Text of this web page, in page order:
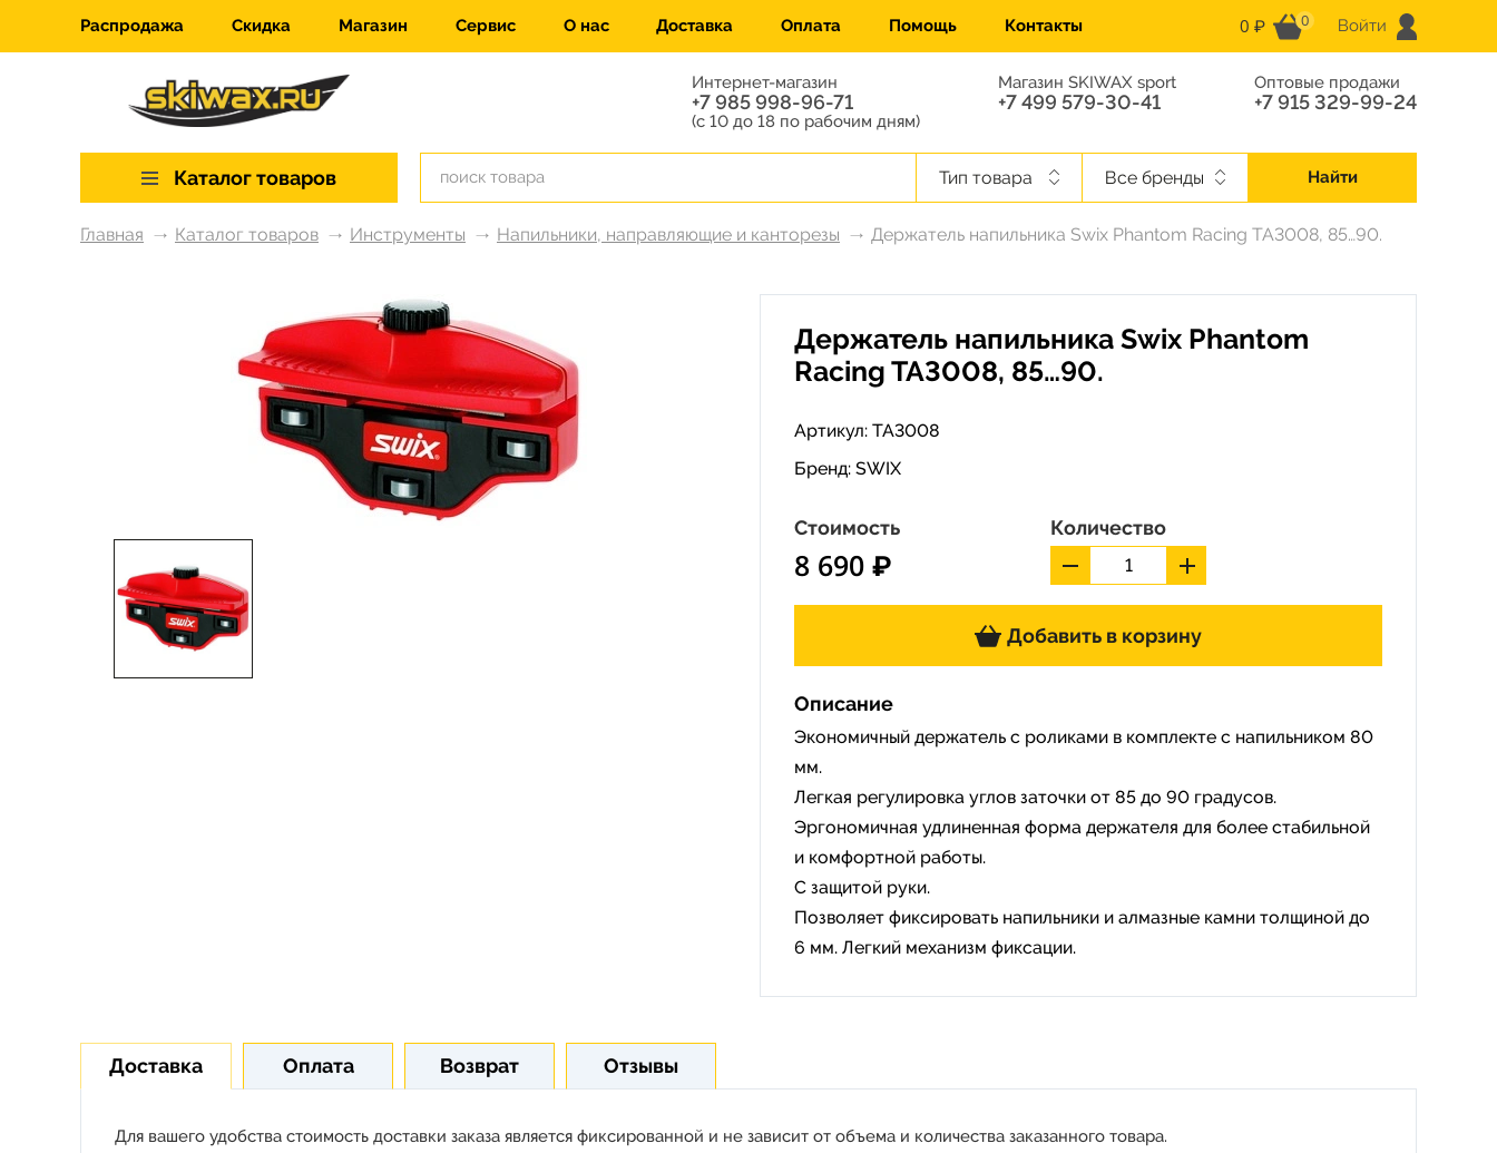
Распродажа Скидка Магазин Сервис О нас Доставка Оплата Помощь Контакты 0 ₽ 0 Войти
Интернет-магазин
+7 985 998-96-71
(с 10 до 18 по рабочим дням)
Магазин SKIWAX sport
+7 499 579-30-41
Оптовые продажи
+7 915 329-99-24
Каталог товаров Тип товара Все бренды Найти
Главная Каталог товаров Инструменты Напильники, направляющие и канторезы Держатель напильника Swix Phantom Racing TA3008, 85…90.
Держатель напильника Swix Phantom
Racing TA3008, 85…90.
Артикул: TA3008
Бренд: SWIX
Стоимость
8 690 ₽
Количество
Добавить в корзину
Описание
Экономичный держатель с роликами в комплекте с напильником 80
мм.
Легкая регулировка углов заточки от 85 до 90 градусов.
Эргономичная удлиненная форма держателя для более стабильной
и комфортной работы.
С защитой руки.
Позволяет фиксировать напильники и алмазные камни толщиной до
6 мм. Легкий механизм фиксации.
Доставка Оплата Возврат Отзывы
Для вашего удобства стоимость доставки заказа является фиксированной и не зависит от объема и количества заказанного товара.